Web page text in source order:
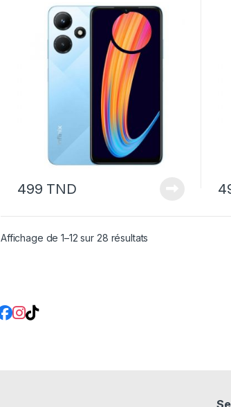
499 TND
Affichage de 1–12 sur 28 résultats